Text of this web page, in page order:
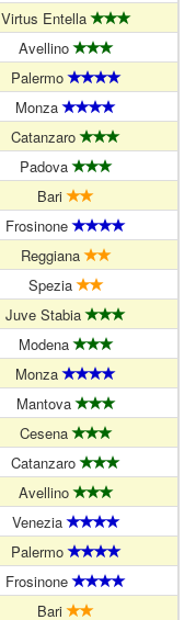
Virtus Entella
Avellino
Palermo
Monza
Catanzaro
Padova
Bari
Frosinone
Reggiana
Spezia
Juve Stabia
Modena
Monza
Mantova
Cesena
Catanzaro
Avellino
Venezia
Palermo
Frosinone
Bari